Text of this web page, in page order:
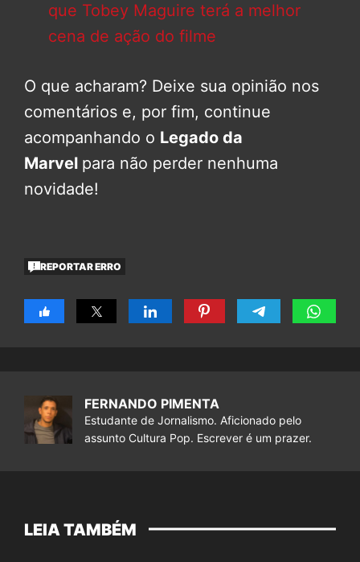
que Tobey Maguire terá a melhor
cena de ação do filme
O que acharam? Deixe sua opinião nos
comentários e, por fim, continue
acompanhando o Legado da
Marvel para não perder nenhuma
novidade!
REPORTAR ERRO
FERNANDO PIMENTA
Estudante de Jornalismo. Aficionado pelo
assunto Cultura Pop. Escrever é um prazer.
LEIA TAMBÉM